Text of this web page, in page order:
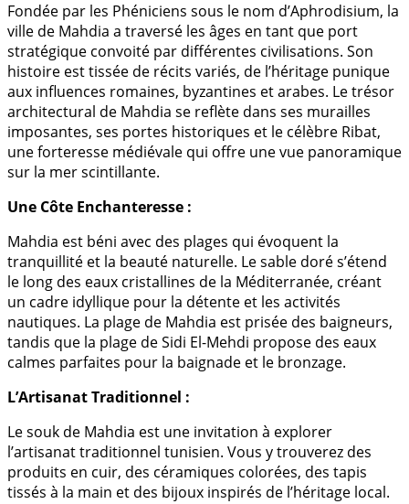
Fondée par les Phéniciens sous le nom d’Aphrodisium, la
ville de Mahdia a traversé les âges en tant que port
stratégique convoité par différentes civilisations. Son
histoire est tissée de récits variés, de l’héritage punique
aux influences romaines, byzantines et arabes. Le trésor
architectural de Mahdia se reflète dans ses murailles
imposantes, ses portes historiques et le célèbre Ribat,
une forteresse médiévale qui offre une vue panoramique
sur la mer scintillante.
Une Côte Enchanteresse :
Mahdia est béni avec des plages qui évoquent la
tranquillité et la beauté naturelle. Le sable doré s’étend
le long des eaux cristallines de la Méditerranée, créant
un cadre idyllique pour la détente et les activités
nautiques. La plage de Mahdia est prisée des baigneurs,
tandis que la plage de Sidi El-Mehdi propose des eaux
calmes parfaites pour la baignade et le bronzage.
L’Artisanat Traditionnel :
Le souk de Mahdia est une invitation à explorer
l’artisanat traditionnel tunisien. Vous y trouverez des
produits en cuir, des céramiques colorées, des tapis
tissés à la main et des bijoux inspirés de l’héritage local.